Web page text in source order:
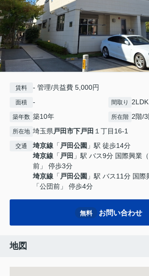
賃料 - 管理/共益費 5,000円
面積 - 間取り 2LDK
築年数 築10年 所在階 2階/
所在地 埼玉県 戸田市下戸田 １丁目16-1
交通 埼京線 「 戸田公園 」駅 徒歩14分
埼京線 「 戸田 」駅 バス9分 国際興業
前」 停歩3分
埼京線 「 戸田公園 」駅 バス11分 国際
「公団前」 停歩4分
無料 お問い合わせ
地図